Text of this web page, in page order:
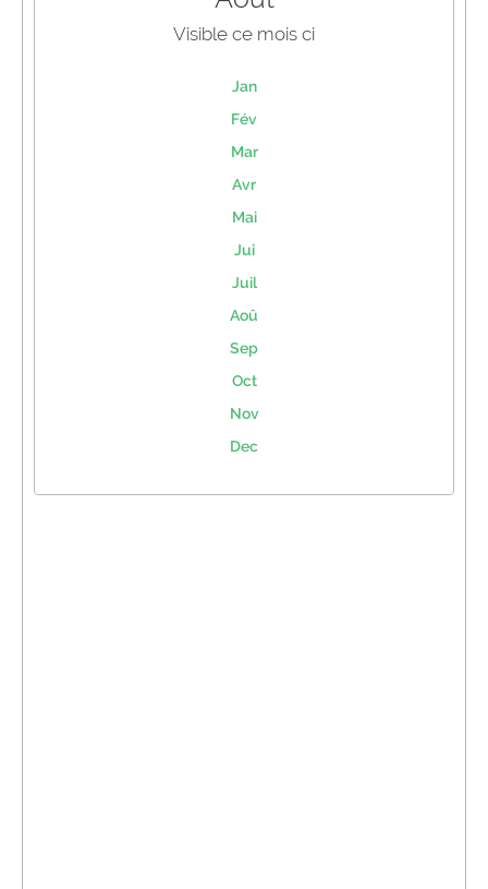
Visible ce mois ci
Jan
Fév
Mar
Avr
Mai
Jui
Juil
Aoû
Sep
Oct
Nov
Dec